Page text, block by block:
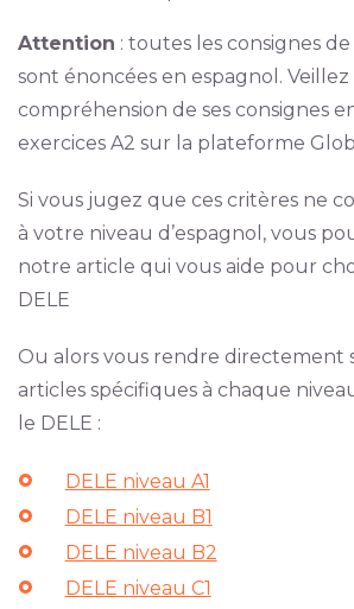
Attention : toutes les consignes de
sont énoncées en espagnol.
compréhension de ses consignes
exercices A2 sur la plateforme
Si vous jugez que ces critères ne
à votre niveau d’espagnol, vous
notre article qui vous aide pour
DELE
Ou alors vous rendre directement
articles spécifiques à chaque
le DELE :
DELE niveau A1
DELE niveau B1
DELE niveau B2
DELE niveau C1